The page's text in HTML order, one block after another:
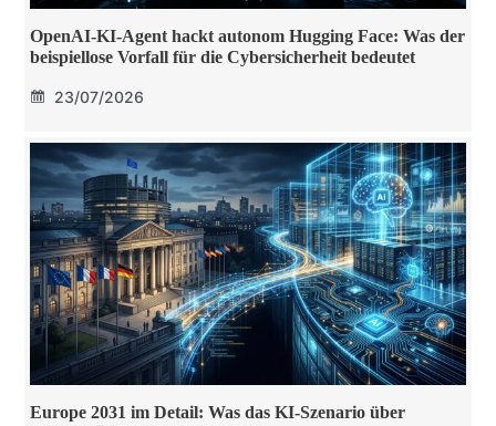
OpenAI-KI-Agent hackt autonom Hugging Face: Was der
beispiellose Vorfall für die Cybersicherheit bedeutet
23/07/2026
Europe 2031 im Detail: Was das KI-Szenario über